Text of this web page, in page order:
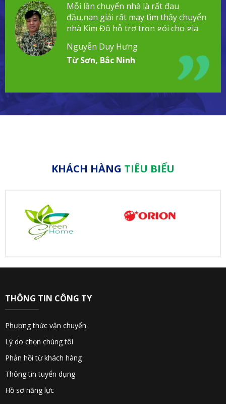
Mỗi lần chuyển nhà là rất đau
đầu,nan giải rất may tìm thấy chuyển
nhà Kim Đô hỗ trợ trọn gói cho gia
Nguyễn Duy Hưng
Từ Sơn, Bắc Ninh
KHÁCH HÀNG TIÊU BIỂU
THÔNG TIN CÔNG TY
Phương thức vận chuyển
Lý do chọn chúng tôi
Phản hồi từ khách hàng
Thông tin tuyển dụng
Hồ sơ năng lực